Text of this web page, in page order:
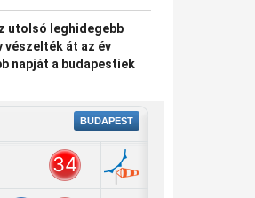
utolsó leghidegebb
vészelték át az év
napját a budapestiek